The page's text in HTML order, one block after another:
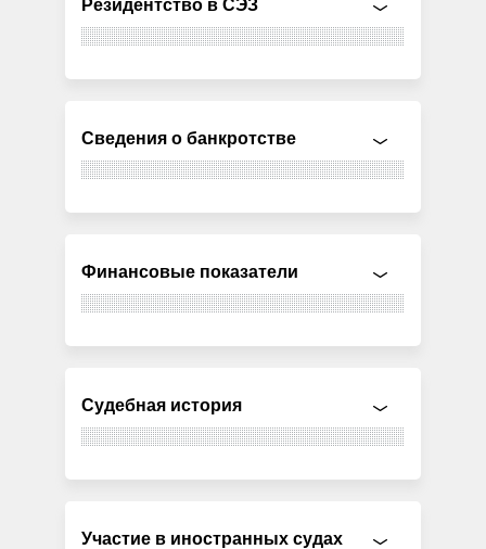
Резидентство в СЭЗ
Сведения о банкротстве
Финансовые показатели
Судебная история
Участие в иностранных судах